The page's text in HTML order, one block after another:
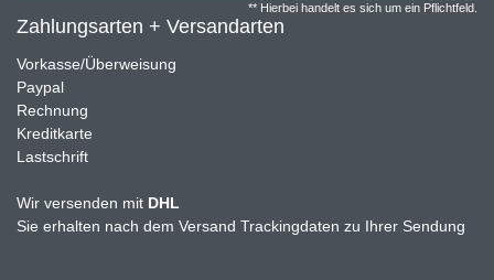
** Hierbei handelt es sich um ein Pflichtfeld.
Zahlungsarten + Versandarten
Vorkasse/Überweisung
Paypal
Rechnung
Kreditkarte
Lastschrift
Wir versenden mit DHL
Sie erhalten nach dem Versand Trackingdaten zu Ihrer Sendung